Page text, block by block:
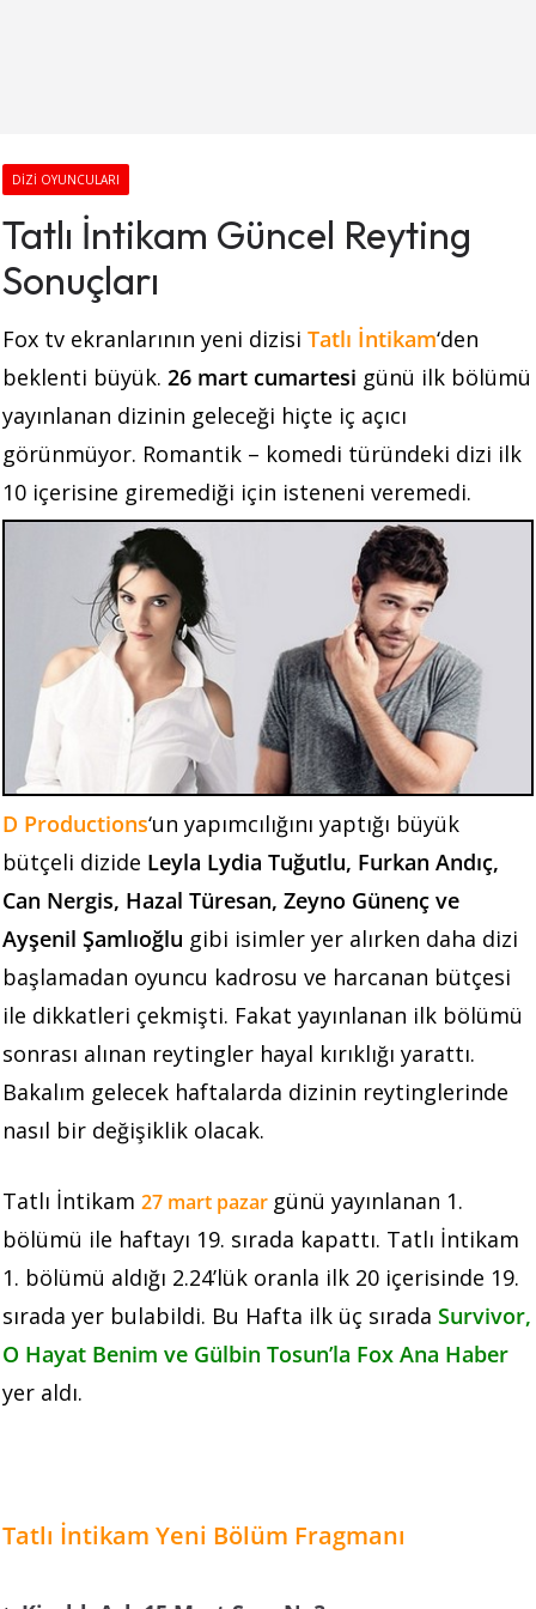
DIZI OYUNCULARI
Tatlı İntikam Güncel Reyting
Sonuçları
Fox tv ekranlarının yeni dizisi Tatlı İntikam‘den
beklenti büyük. 26 mart cumartesi günü ilk bölümü
yayınlanan dizinin geleceği hiçte iç açıcı
görünmüyor. Romantik – komedi türündeki dizi ilk
10 içerisine giremediği için isteneni veremedi.
D Productions‘un yapımcılığını yaptığı büyük
bütçeli dizide Leyla Lydia Tuğutlu, Furkan Andıç,
Can Nergis, Hazal Türesan, Zeyno Günenç ve
Ayşenil Şamlıoğlu gibi isimler yer alırken daha dizi
başlamadan oyuncu kadrosu ve harcanan bütçesi
ile dikkatleri çekmişti. Fakat yayınlanan ilk bölümü
sonrası alınan reytingler hayal kırıklığı yarattı.
Bakalım gelecek haftalarda dizinin reytinglerinde
nasıl bir değişiklik olacak.
Tatlı İntikam 27 mart pazar günü yayınlanan 1.
bölümü ile haftayı 19. sırada kapattı. Tatlı İntikam
1. bölümü aldığı 2.24’lük oranla ilk 20 içerisinde 19.
sırada yer bulabildi. Bu Hafta ilk üç sırada Survivor,
O Hayat Benim ve Gülbin Tosun’la Fox Ana Haber
yer aldı.
Tatlı İntikam Yeni Bölüm Fragmanı